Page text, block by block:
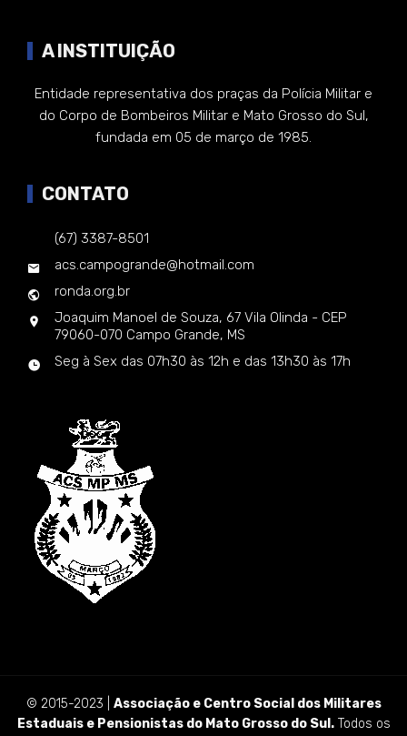
A INSTITUIÇÃO
Entidade representativa dos praças da Polícia Militar e
do Corpo de Bombeiros Militar e Mato Grosso do Sul,
fundada em 05 de março de 1985.
CONTATO
(67) 3387-8501
acs.campogrande@hotmail.com
ronda.org.br
Joaquim Manoel de Souza, 67 Vila Olinda - CEP
79060-070 Campo Grande, MS
Seg à Sex das 07h30 às 12h e das 13h30 às 17h
© 2015-2023 | Associação e Centro Social dos Militares
Estaduais e Pensionistas do Mato Grosso do Sul.Todos os